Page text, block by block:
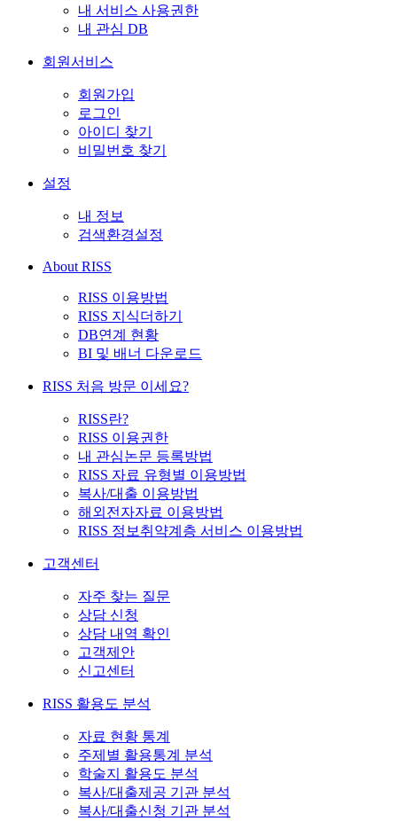
내 서비스 사용권한
내 관심 DB
회원서비스
회원가입
로그인
아이디 찾기
비밀번호 찾기
설정
내 정보
검색환경설정
About RISS
RISS 이용방법
RISS 지식더하기
DB연계 현황
BI 및 배너 다운로드
RISS 처음 방문 이세요?
RISS란?
RISS 이용권한
내 관심논문 등록방법
RISS 자료 유형별 이용방법
복사/대출 이용방법
해외전자자료 이용방법
RISS 정보취약계층 서비스 이용방법
고객센터
자주 찾는 질문
상담 신청
상담 내역 확인
고객제안
신고센터
RISS 활용도 분석
자료 현황 통계
주제별 활용통계 분석
학술지 활용도 분석
복사/대출제공 기관 분석
복사/대출신청 기관 분석